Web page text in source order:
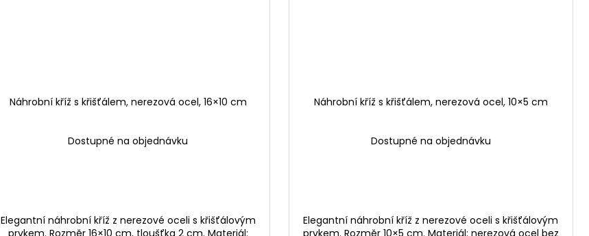
Náhrobní kříž s křišťálem, nerezová ocel, 16×10 cm
Dostupné na objednávku
Elegantní náhrobní kříž z nerezové oceli s křišťálovým
prvkem. Rozměr 16×10 cm, tloušťka 2 cm. Materiál:
Náhrobní kříž s křišťálem, nerezová ocel, 10×5 cm
Dostupné na objednávku
Elegantní náhrobní kříž z nerezové oceli s křišťálovým
prvkem. Rozměr 10×5 cm. Materiál: nerezová ocel bez